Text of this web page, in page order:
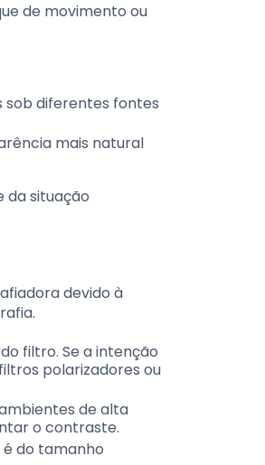
de movimento ou
sob diferentes fontes
mais natural
da situação
devido à
filtro. Se a intenção
polarizadores ou
de alta
o contraste.
do tamanho